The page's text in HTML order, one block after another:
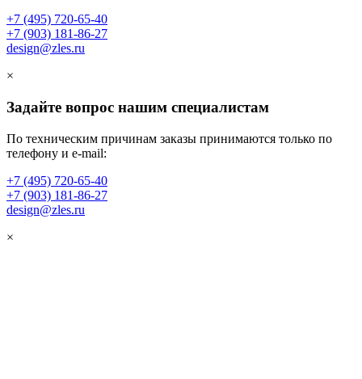
+7 (495) 720-65-40
+7 (903) 181-86-27
design@zles.ru
×
Задайте вопрос нашим специалистам
По техническим причинам заказы принимаются только по
телефону и e-mail:
+7 (495) 720-65-40
+7 (903) 181-86-27
design@zles.ru
×